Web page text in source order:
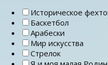
Историческое
Баскетбол
Арабески
Мир искусства
Стрелок